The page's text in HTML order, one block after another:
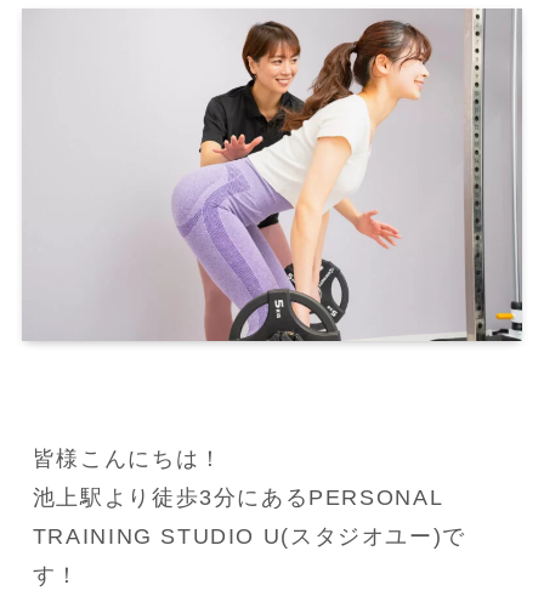
皆様こんにちは！
池上駅より徒歩3分にあるPERSONAL
TRAINING STUDIO U(スタジオユー)で
す！